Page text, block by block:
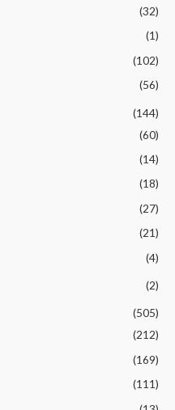
(32)
(1)
(102)
(56)
(144)
(60)
(14)
(18)
(27)
(21)
(4)
(2)
(505)
(212)
(169)
(111)